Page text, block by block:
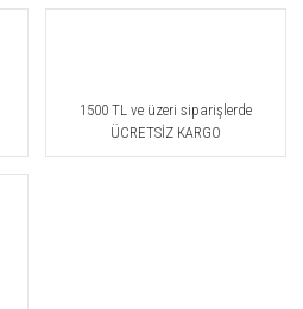
1500 TL ve üzeri siparişlerde
ÜCRETSİZ KARGO